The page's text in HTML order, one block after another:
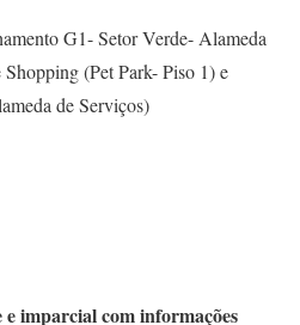
G1- Setor Verde- Alameda
(Pet Park- Piso 1) e
de Serviços)
imparcial com informações